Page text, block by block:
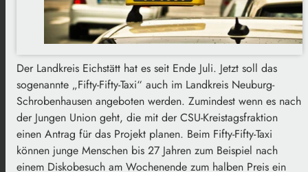
Der Landkreis Eichstätt hat es seit Ende Juli. Jetzt soll das
sogenannte „Fifty-Fifty-Taxi“ auch im Landkreis Neuburg-
Schrobenhausen angeboten werden. Zumindest wenn es nach
der Jungen Union geht, die mit der CSU-Kreistagsfraktion
einen Antrag für das Projekt planen. Beim Fifty-Fifty-Taxi
können junge Menschen bis 27 Jahren zum Beispiel nach
einem Diskobesuch am Wochenende zum halben Preis ein